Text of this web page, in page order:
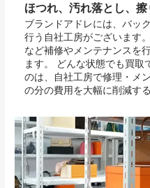
ほつれ、汚れ落とし、
ブランドアドレには、バッ
行う自社工房がございます
など補修やメンテナンスを
ます。 どんな状態でも買取
のは、自社工房で修理・メ
の分の費用を大幅に削減す